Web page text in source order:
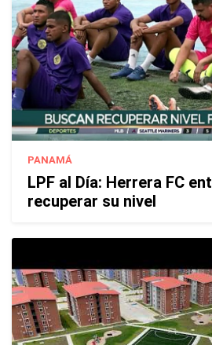
PANAMÁ
LPF al Día: Herrera FC
recuperar su nivel